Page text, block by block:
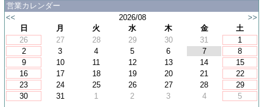
営業カレンダー
<<
2026/08
>>
日
月 火 水 木 金
土
26
27 28 29 30 31
1
2
3 4 5 6 7
8
9
10 11 12 13 14
15
16
17 18 19 20 21
22
23
24 25 26 27 28
29
30
31 1 2 3 4 5